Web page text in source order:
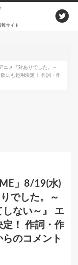
サイト
ニメ『対ありでした。～
にも起用決定！ 作詞・作
」8/19(水)
でした。～
ない～』 エ
定！ 作詞・作
のコメント